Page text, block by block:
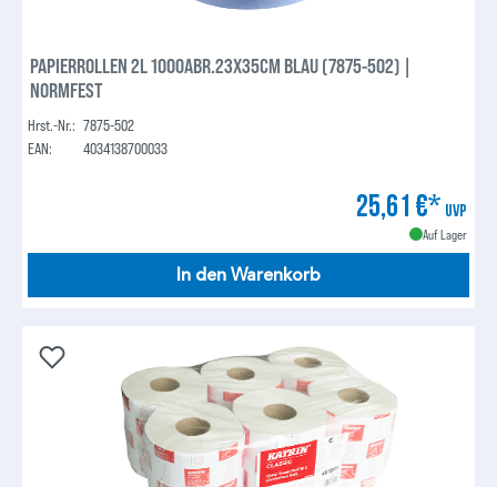
PAPIERROLLEN 2L 1000ABR.23X35CM BLAU (7875-502) |
NORMFEST
Hrst.-Nr.: 7875-502
EAN:
4034138700033
25,61 €* UVP
Auf Lager
In den Warenkorb